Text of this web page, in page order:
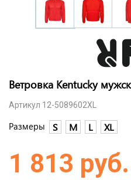
Ветровка Kentucky
Артикул 12-5089602XL
Размеры S M L XL
1 813 руб.